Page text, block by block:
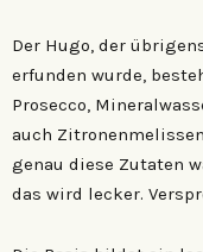
Der Hugo, der
erfunden wurde,
Prosecco,
auch
genau diese Zutaten
das wird lecker.